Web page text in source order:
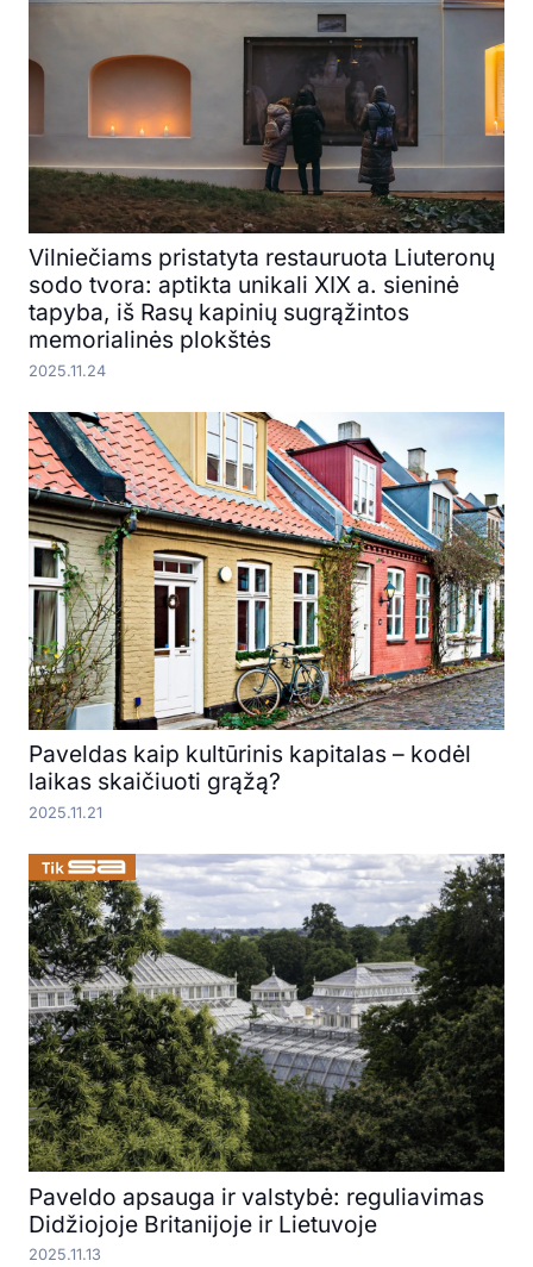
Vilniečiams pristatyta restauruota Liuteronų
sodo tvora: aptikta unikali XIX a. sieninė
tapyba, iš Rasų kapinių sugrąžintos
memorialinės plokštės
2025.11.24
Paveldas kaip kultūrinis kapitalas – kodėl
laikas skaičiuoti grąžą?
2025.11.21
Paveldo apsauga ir valstybė: reguliavimas
Didžiojoje Britanijoje ir Lietuvoje
2025.11.13